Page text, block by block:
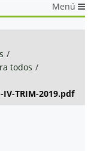
Menú
/
todos /
IV-TRIM-2019.pdf